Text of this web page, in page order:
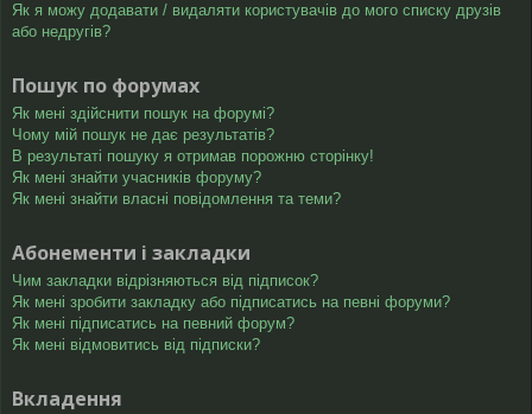
Як я можу додавати / видаляти користувачів до мого списку друзів
або недругів?
Пошук по форумах
Як мені здійснити пошук на форумі?
Чому мій пошук не дає результатів?
В результаті пошуку я отримав порожню сторінку!
Як мені знайти учасників форуму?
Як мені знайти власні повідомлення та теми?
Абонементи і закладки
Чим закладки відрізняються від підписок?
Як мені зробити закладку або підписатись на певні форуми?
Як мені підписатись на певний форум?
Як мені відмовитись від підписки?
Вкладення